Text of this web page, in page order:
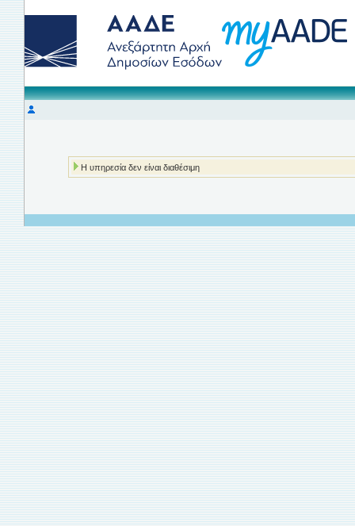
Η υπηρεσία δεν είναι διαθέσιμη